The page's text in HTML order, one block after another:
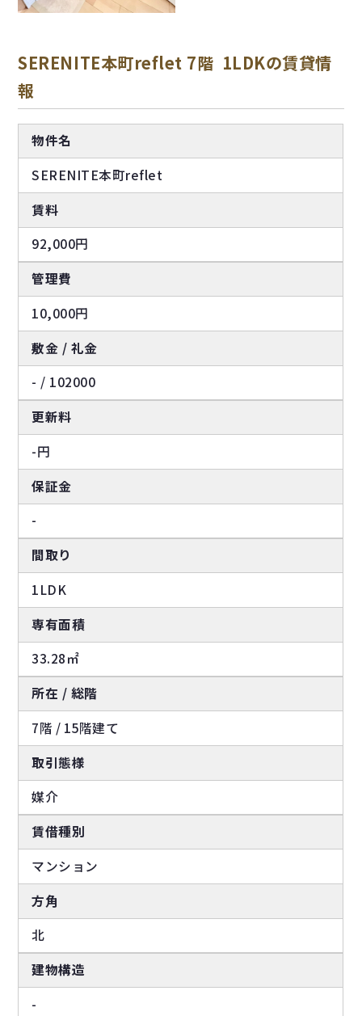
SERENITE本町reflet 7階 1LDKの賃貸情
報
物件名
SERENITE本町reflet
賃料
92,000円
管理費
10,000円
敷金 / 礼金
- / 102000
更新料
-円
保証金
-
間取り
1LDK
専有面積
33.28㎡
所在 / 総階
7階 / 15階建て
取引態様
媒介
賃借種別
マンション
方角
北
建物構造
-